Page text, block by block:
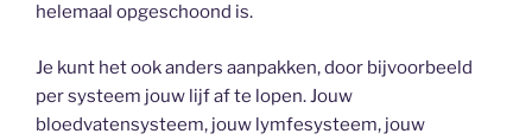
helemaal opgeschoond is.
Je kunt het ook anders aanpakken, door bijvoorbeeld
per systeem jouw lijf af te lopen. Jouw
bloedvatensysteem, jouw lymfesysteem, jouw